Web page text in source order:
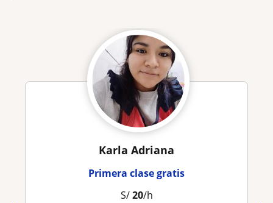
Karla Adriana
Primera clase gratis
S/20/h